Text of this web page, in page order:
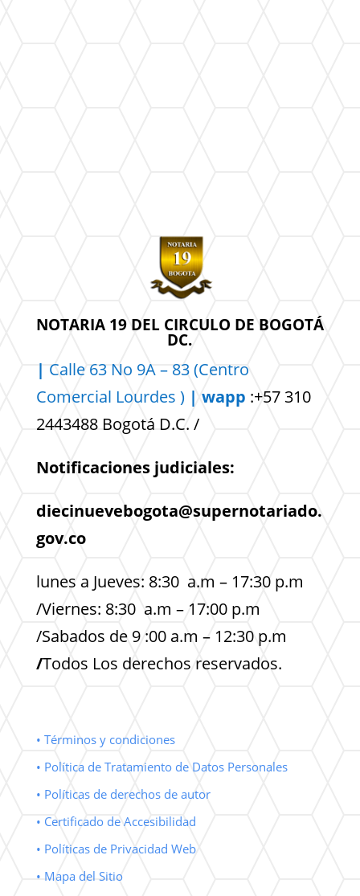
NOTARIA 19 DEL CIRCULO DE BOGOTÁ
DC.
| Calle 63 No 9A – 83 (Centro
Comercial Lourdes ) | wapp :+57 310
2443488 Bogotá D.C. /
Notificaciones judiciales:
diecinuevebogota@supernotariado.
gov.co
lunes a Jueves: 8:30 a.m – 17:30 p.m
/Viernes: 8:30 a.m – 17:00 p.m
/Sabados de 9 :00 a.m – 12:30 p.m
/Todos Los derechos reservados.
• Términos y condiciones
• Política de Tratamiento de Datos Personales
• Políticas de derechos de autor
• Certificado de Accesibilidad
• Políticas de Privacidad Web
• Mapa del Sitio